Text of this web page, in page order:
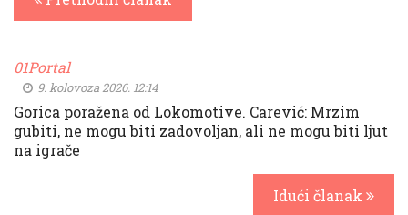
01Portal
9. kolovoza 2026. 12:14
Gorica poražena od Lokomotive. Carević: Mrzim
gubiti, ne mogu biti zadovoljan, ali ne mogu biti ljut
na igrače
Idući članak